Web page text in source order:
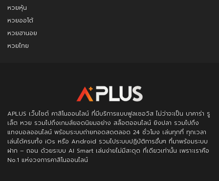
หวยหุ้น
หวยออโต้
หวยฮานอย
หวยไทย
APLUS เว็บไซต์ คาสิโนออนไลน์ ที่มีบริการแบบฟูลเซอวิส ไม่ว่าจะเป็น บาคาร่า รู
เล็ต หวย รวมไปถึงเกมส์ยอดนิยมอย่าง สล็อตออนไลน์ ยิงปลา รวมไปถึง
แทงบอลออนไลน์ พร้อมระบบถ่ายทอดสดตลอด 24 ชั่วโมง เล่นทุกที่ ทุกเวลา
เล่นได้ครบทั้ง iOs หรือ Android รวมไประบบปฏิบัติการอื่นๆ ที่มาพร้อมระบบ
ฝาก – ถอน ด้วยระบบ AI Smart เล่นง่ายไม่มีสะดุด ที่เดียวเท่านั้น เพราะเราคือ
No.1 แห่งวงการคาสิโนออนไลน์